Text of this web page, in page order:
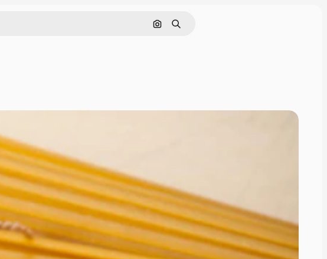
Поиск по изображению
Поиск